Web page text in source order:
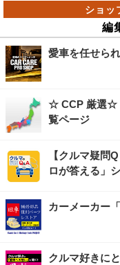
編
愛車を任せら
☆ CCP 厳選☆
覧ページ
【クルマ疑問
ロが答える」
カーメーカー
クルマ好きに